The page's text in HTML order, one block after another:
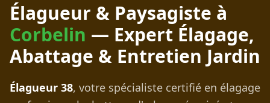
Élagueur & Paysagiste à
Corbelin — Expert Élagage,
Abattage & Entretien Jardin
Élagueur 38, votre spécialiste certifié en élagage